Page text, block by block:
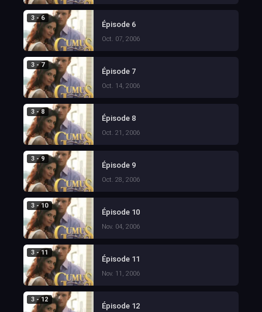
3 - 6
Épisode 6
Oct. 07, 2006
3 - 7
Épisode 7
Oct. 14, 2006
3 - 8
Épisode 8
Oct. 21, 2006
3 - 9
Épisode 9
Oct. 28, 2006
3 - 10
Épisode 10
Nov. 04, 2006
3 - 11
Épisode 11
Nov. 11, 2006
3 - 12
Épisode 12